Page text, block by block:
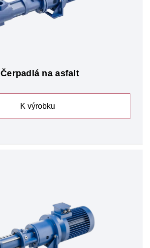
Čerpadlá na asfalt
K výrobku